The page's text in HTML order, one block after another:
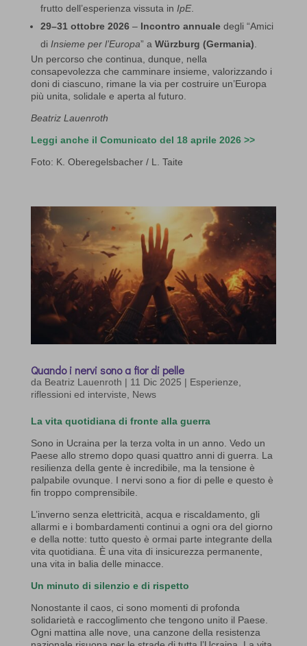
frutto dell’esperienza vissuta in IpE.
29–31 ottobre 2026– Incontro annuale degli “Amici
di Insieme per l’Europa” a Würzburg (Germania)
Un percorso che continua, dunque, nella
consapevolezza che camminare insieme, valorizzando i
doni di ciascuno, rimane la via per costruire un’Europa
più unita, solidale e aperta al futuro.
Beatriz Lauenroth
Leggi anche il Comunicato del 18 aprile 2026 >>
Foto: K. Oberegelsbacher / L. Taite
Quando i nervi sono a fior di pelle
da Beatriz Lauenroth | 11 Dic 2025 | Esperienze,
riflessioni ed interviste, News
La vita quotidiana di fronte alla guerra
Sono in Ucraina per la terza volta in un anno. Vedo un
Paese allo stremo dopo quasi quattro anni di guerra. La
resilienza della gente è incredibile, ma la tensione è
palpabile ovunque. I nervi sono a fior di pelle e questo è
fin troppo comprensibile.
L’inverno senza elettricità, acqua e riscaldamento, gli
allarmi e i bombardamenti continui a ogni ora del giorno
e della notte: tutto questo è ormai parte integrante della
vita quotidiana. È una vita di insicurezza permanente,
una vita in balia delle minacce.
Un minuto di silenzio e di rispetto
Nonostante il caos, ci sono momenti di profonda
solidarietà e raccoglimento che tengono unito il Paese.
Ogni mattina alle nove, una canzone della resistenza